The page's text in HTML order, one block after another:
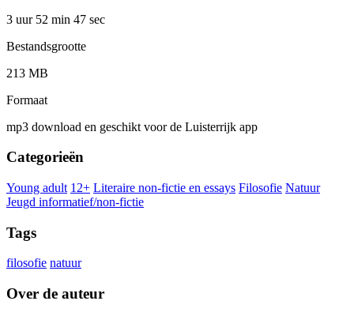
3 uur 52 min 47 sec
Bestandsgrootte
213 MB
Formaat
mp3 download en geschikt voor de Luisterrijk app
Categorieën
Young adult 12+ Literaire non-fictie en essays Filosofie Natuur
Jeugd informatief/non-fictie
Tags
filosofie natuur
Over de auteur